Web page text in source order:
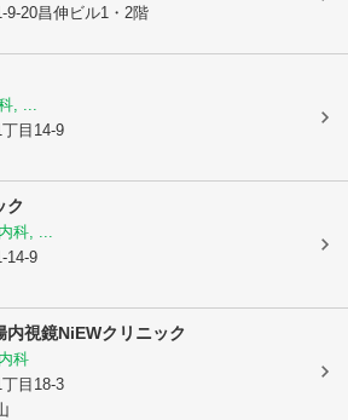
9-20昌伸ビル1・2階
, ...
目14-9
ク
科, ...
14-9
視鏡NiEWクリニック
科
目18-3